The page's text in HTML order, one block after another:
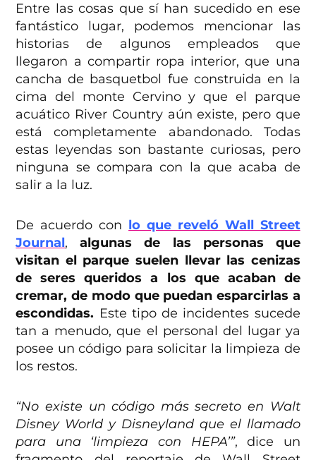
Entre las cosas que sí han sucedido en ese
fantástico lugar, podemos mencionar las
historias de algunos empleados que
llegaron a compartir ropa interior, que una
cancha de basquetbol fue construida en la
cima del monte Cervino y que el parque
acuático River Country aún existe, pero que
está completamente abandonado. Todas
estas leyendas son bastante curiosas, pero
ninguna se compara con la que acaba de
salir a la luz.
De acuerdo con lo que reveló Wall Street
Journal,algunas de las personas que
visitan el parque suelen llevar las cenizas
de seres queridos a los que acaban de
cremar, de modo que puedan esparcirlas a
escondidas. Este tipo de incidentes sucede
tan a menudo, que el personal del lugar ya
posee un código para solicitar la limpieza de
los restos.
“No existe un código más secreto en Walt
Disney World y Disneyland que el llamado
para una ‘limpieza con HEPA’”, dice un